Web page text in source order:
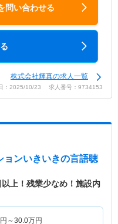
問い合わせる
株式会社輝真の求人一覧
：2025/10/23 求人番号：9734153
ョンいきいきの言語聴
上！残業少なめ！施設内
～30.0万円